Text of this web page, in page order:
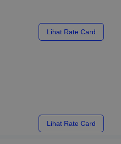
Lihat Rate Card
Lihat Rate Card